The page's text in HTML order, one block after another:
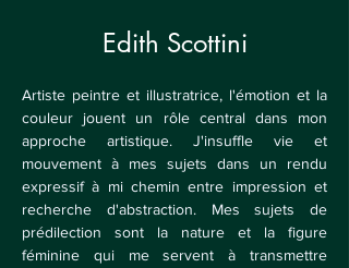
Edith Scottini
Artiste peintre et illustratrice, l'émotion et la
couleur jouent un rôle central dans mon
approche artistique. J'insuffle vie et
mouvement à mes sujets dans un rendu
expressif à mi chemin entre impression et
recherche d'abstraction. Mes sujets de
prédilection sont la nature et la figure
féminine qui me servent à transmettre